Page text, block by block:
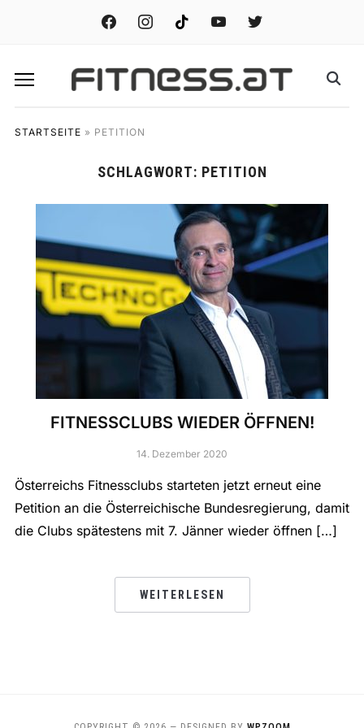
facebook instagramtiktok youtube twitter
STARTSEITE » PETITION
SCHLAGWORT: PETITION
FITNESSCLUBS WIEDER ÖFFNEN!
14. Dezember 2020
Österreichs Fitnessclubs starteten jetzt erneut eine
Petition an die Österreichische Bundesregierung, damit
die Clubs spätestens mit 7. Jänner wieder öffnen […]
WEITERLESEN